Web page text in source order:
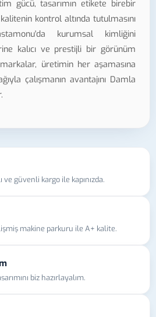
gücü, tasarımın etikete birebir
kontrol altında tutulmasını
kurumsal kimliğini
kalıcı ve prestijli bir görünüm
üretimin her aşamasına
çalışmanın avantajını Damla
ve güvenli kargo ile kapınızda.
makine parkuru ile A+ kalite.
biz hazırlayalım.